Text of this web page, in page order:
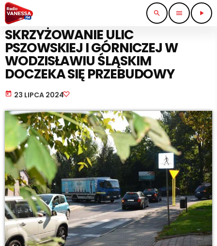
search menu play_arrow
BEZ KATEGORII
SKRZYŻOWANIE ULIC
PSZOWSKIEJ I GÓRNICZEJ W
WODZISŁAWIU ŚLĄSKIM
DOCZEKA SIĘ PRZEBUDOWY
today 23 LIPCA 2024